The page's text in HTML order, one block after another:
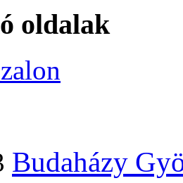
oldalak
Budaházy